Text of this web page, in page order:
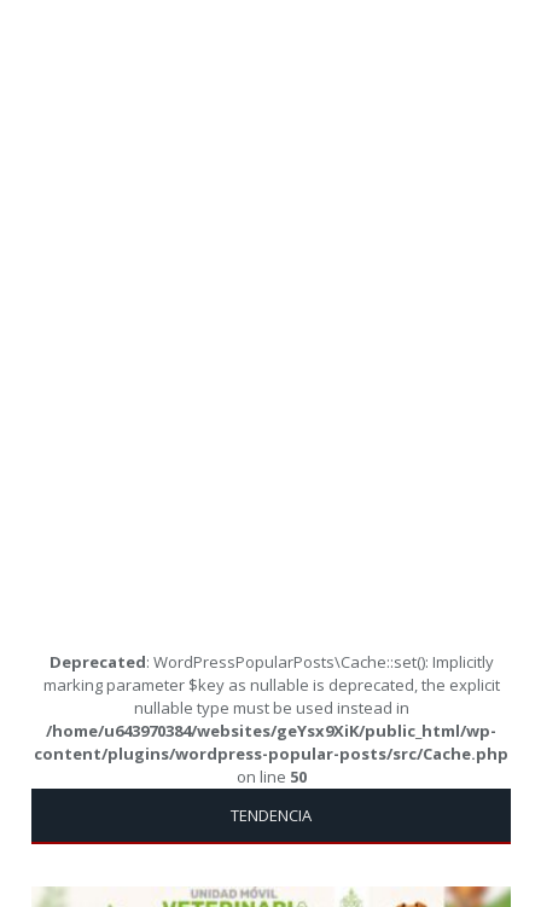
Deprecated: WordPressPopularPosts\Cache::set(): Implicitly
marking parameter $key as nullable is deprecated, the explicit
nullable type must be used instead in
/home/u643970384/websites/geYsx9XiK/public_html/wp-
content/plugins/wordpress-popular-posts/src/Cache.php
on line 50
TENDENCIA